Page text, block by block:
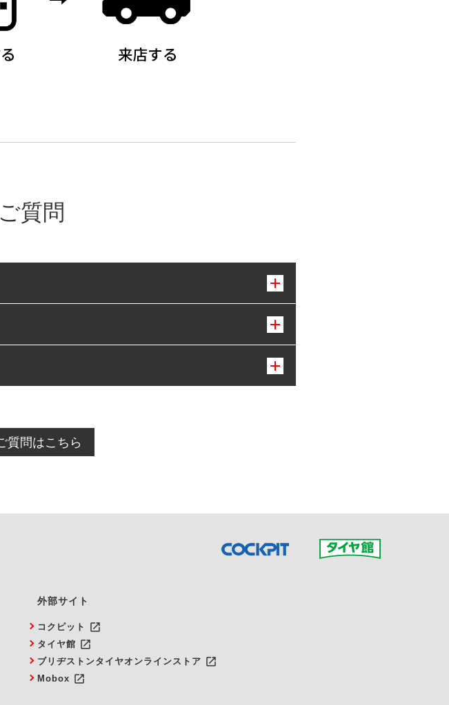
質問
の際は、直接ご予約いただいた店舗へご連絡くださ
質問はこちら
外部サイト
コクピット launch
タイヤ館 launch
ブリヂストンタイヤオンラインストア launch
Mobox launch